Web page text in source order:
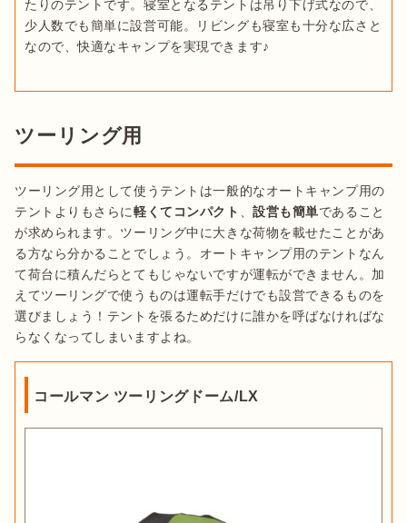
たりのテントです。寝室となるテントは吊り下げ式なので、
少人数でも簡単に設営可能。リビングも寝室も十分な広さと
なので、快適なキャンプを実現できます♪
ツーリング用
ツーリング用として使うテントは一般的なオートキャンプ用の
テントよりもさらに軽くてコンパクト 、設営も簡単であること
が求められます。ツーリング中に大きな荷物を載せたことがあ
る方なら分かることでしょう。オートキャンプ用のテントなん
て荷台に積んだらとてもじゃないですが運転ができません。加
えてツーリングで使うものは運転手だけでも設営できるものを
選びましょう！テントを張るためだけに誰かを呼ばなければな
らなくなってしまいますよね。
コールマン ツーリングドーム/LX